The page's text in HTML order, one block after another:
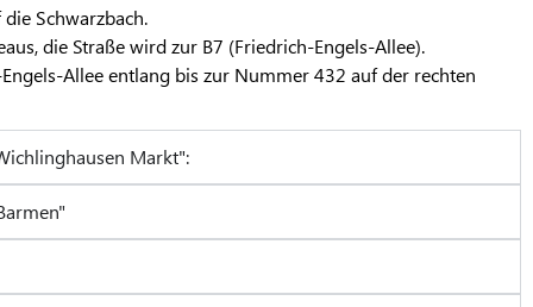
Schwarzbach.
die Straße wird zur B7 (Friedrich-Engels-Allee).
Allee entlang bis zur Nummer 432 auf der rechten
Markt":